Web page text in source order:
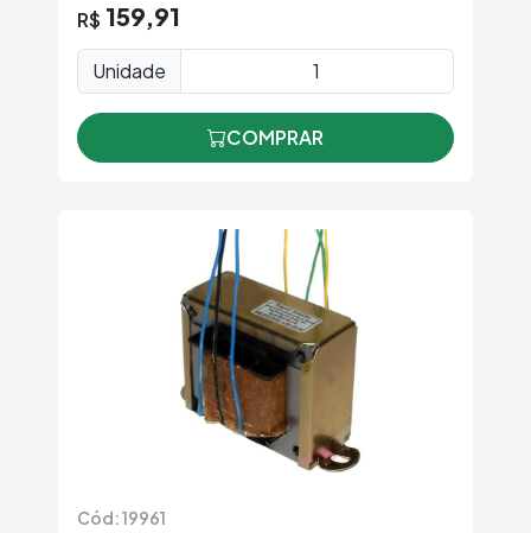
R$ 159,91
Unidade
COMPRAR
Cód: 19961